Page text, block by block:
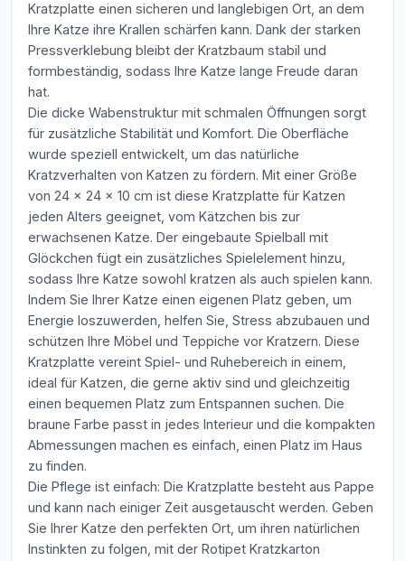
Kratzplatte einen sicheren und langlebigen Ort, an dem
Ihre Katze ihre Krallen schärfen kann. Dank der starken
Pressverklebung bleibt der Kratzbaum stabil und
formbeständig, sodass Ihre Katze lange Freude daran
hat.
Die dicke Wabenstruktur mit schmalen Öffnungen sorgt
für zusätzliche Stabilität und Komfort. Die Oberfläche
wurde speziell entwickelt, um das natürliche
Kratzverhalten von Katzen zu fördern. Mit einer Größe
von 24 x 24 x 10 cm ist diese Kratzplatte für Katzen
jeden Alters geeignet, vom Kätzchen bis zur
erwachsenen Katze. Der eingebaute Spielball mit
Glöckchen fügt ein zusätzliches Spielelement hinzu,
sodass Ihre Katze sowohl kratzen als auch spielen kann.
Indem Sie Ihrer Katze einen eigenen Platz geben, um
Energie loszuwerden, helfen Sie, Stress abzubauen und
schützen Ihre Möbel und Teppiche vor Kratzern. Diese
Kratzplatte vereint Spiel- und Ruhebereich in einem,
ideal für Katzen, die gerne aktiv sind und gleichzeitig
einen bequemen Platz zum Entspannen suchen. Die
braune Farbe passt in jedes Interieur und die kompakten
Abmessungen machen es einfach, einen Platz im Haus
zu finden.
Die Pflege ist einfach: Die Kratzplatte besteht aus Pappe
und kann nach einiger Zeit ausgetauscht werden. Geben
Sie Ihrer Katze den perfekten Ort, um ihren natürlichen
Instinkten zu folgen, mit der Rotipet Kratzkarton